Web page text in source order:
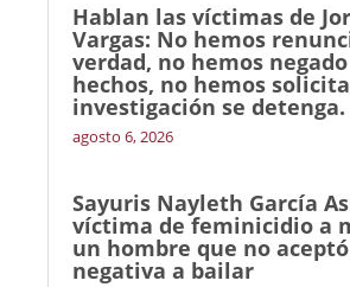
Hablan las víctimas de
Vargas: No hemos
verdad, no hemos
hechos, no hemos
investigación se detenga.
agosto 6, 2026
Sayuris Nayleth García
víctima de feminicidio a
un hombre que no
negativa a bailar